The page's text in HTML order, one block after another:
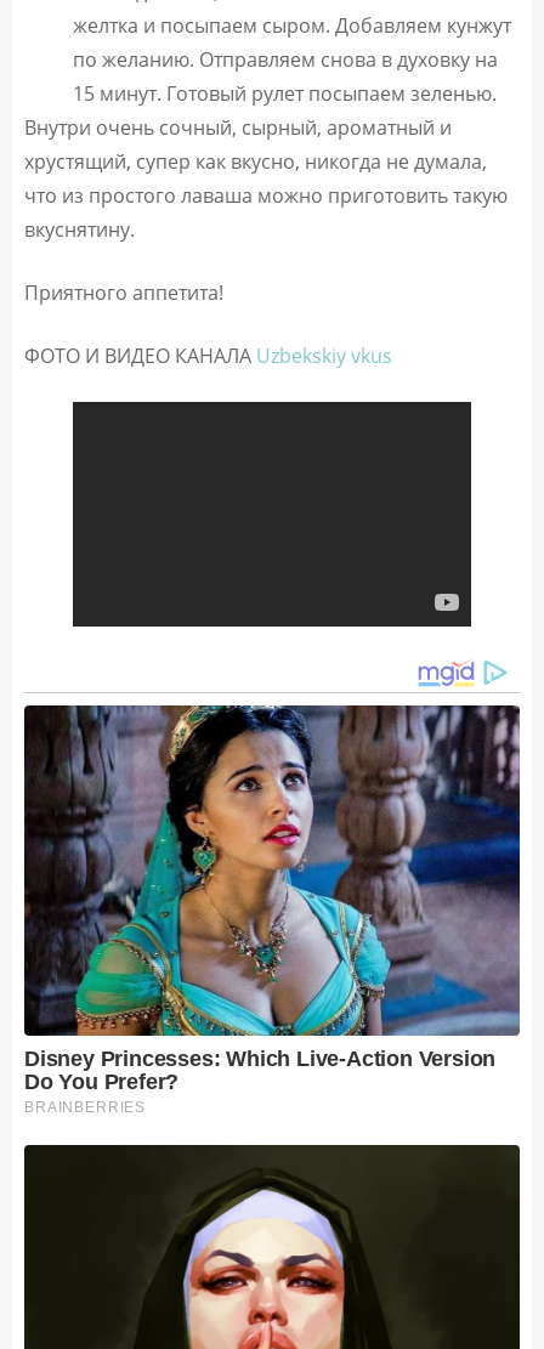
желтка и посыпаем сыром. Добавляем кунжут
по желанию. Отправляем снова в духовку на
15 минут. Готовый рулет посыпаем зеленью.
Внутри очень сочный, сырный, ароматный и
хрустящий, супер как вкусно, никогда не думала,
что из простого лаваша можно приготовить такую
вкуснятину.
Приятного аппетита!
ФОТО И ВИДЕО КАНАЛА Uzbekskiy vkus